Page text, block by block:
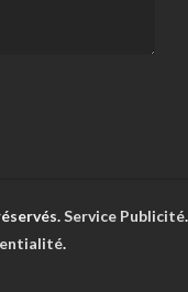
Service Publicité.
.